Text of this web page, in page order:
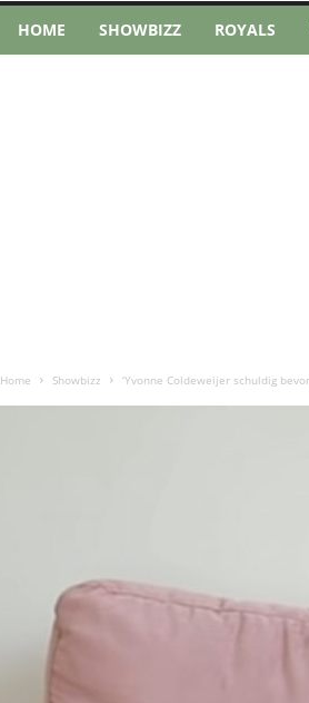
HOME SHOWBIZZ ROYALS
Home Showbizz ‘Yvonne Coldeweijer schuldig